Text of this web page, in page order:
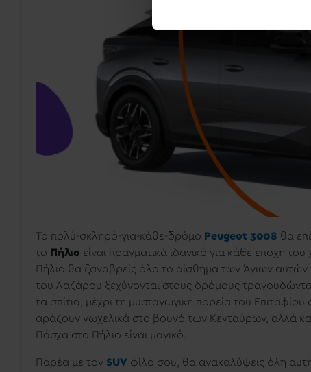
Το πολύ-σκληρό-για-κάθε-δρόμο Peugeot 3008 θα
το Πήλιο είναι πραγματικά ιδανικό για κάθε εποχή
Πήλιο θα ξαναβρείς όλο το αίσθημα των Άγιων αυτών
του Λαζάρου ξεχύνονται στους δρόμους
τα σπίτια, μέχρι τη μυσταγωγική πορεία του
αράζουν νωχελικά στο βουνό των Κενταύρων, αλλά
Πάσχα στο Πήλιο είναι μαγικό.
Παρέα με τον SUV φίλο σου, θα ανακαλύψεις όλη